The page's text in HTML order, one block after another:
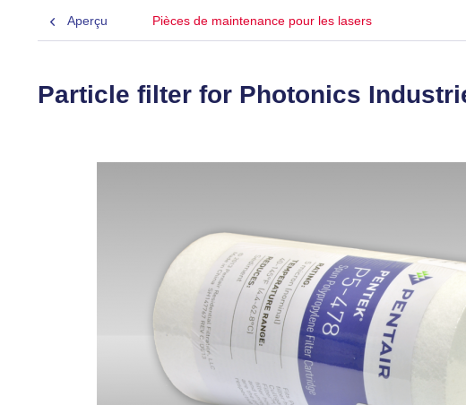
Aperçu Pièces de maintenance pour les lasers
Particle filter for Photonics